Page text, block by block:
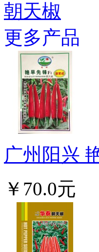
朝天椒
更多产品
广州阳兴
￥70.0元